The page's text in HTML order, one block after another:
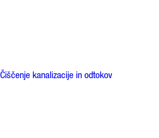
Čiščenje kanalizacije in odtokov